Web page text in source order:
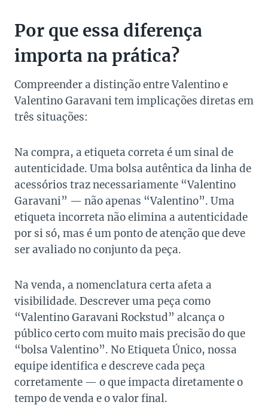
Por que essa diferença
importa na prática?
Compreender a distinção entre Valentino e
Valentino Garavani tem implicações diretas em
três situações:
Na compra, a etiqueta correta é um sinal de
autenticidade. Uma bolsa autêntica da linha de
acessórios traz necessariamente “Valentino
Garavani” — não apenas “Valentino”. Uma
etiqueta incorreta não elimina a autenticidade
por si só, mas é um ponto de atenção que deve
ser avaliado no conjunto da peça.
Na venda, a nomenclatura certa afeta a
visibilidade. Descrever uma peça como
“Valentino Garavani Rockstud” alcança o
público certo com muito mais precisão do que
“bolsa Valentino”. No Etiqueta Único, nossa
equipe identifica e descreve cada peça
corretamente — o que impacta diretamente o
tempo de venda e o valor final.